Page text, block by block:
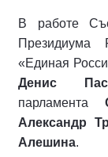
В работе
Президиума
«Единая
Денис
парламента
Александр
Алешина.